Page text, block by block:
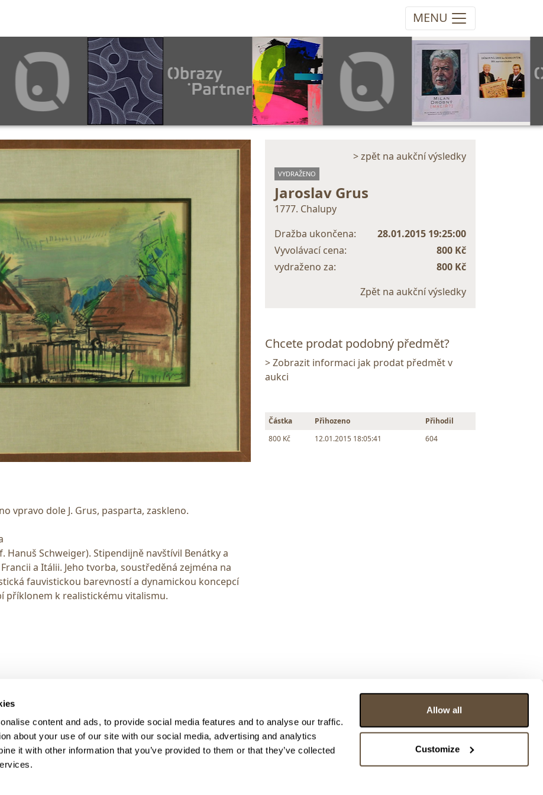
content and ads, to provide social media features and to analyse our traffic.
about your use of our site with our social media, advertising and analytics
it with other information that you’ve provided to them or that they’ve collected
Allow all
Customize
MENU
vpravo dole J. Grus, pasparta, zaskleno.
Hanuš Schweiger). Stipendijně navštívil Benátky a
a Itálii. Jeho tvorba, soustředěná zejména na
fauvistickou barevností a dynamickou koncepcí
příklonem k realistickému vitalismu.
> zpět na aukční výsledky
VYDRAŽENO
Jaroslav Grus
1777. Chalupy
Dražba ukončena:
28.01.2015 19:25:00
Vyvolávací cena:
800 Kč
vydraženo za:
800 Kč
Zpět na aukční výsledky
Chcete prodat podobný předmět?
> Zobrazit informaci jak prodat předmět v
aukci
Částka Přihozeno
Přihodil
800 Kč
12.01.2015 18:05:41 604
> Obchodní podmínky
> Kontakty
> GDPR